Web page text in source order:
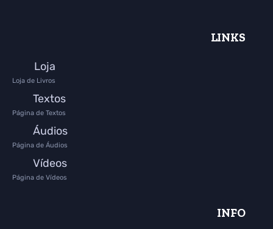
LINKS
Loja
Loja de Livros
Textos
Página de Textos
Áudios
Página de Áudios
Vídeos
Página de Vídeos
INFO